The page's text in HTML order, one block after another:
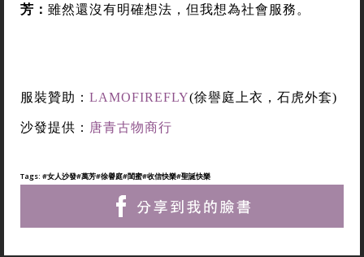
芳： 雖然還沒有明確想法，但我想為社會服務。
服裝贊助： LAMOFIREFLY(徐譽庭上衣，石虎外套)
沙發提供： 唐青古物商行
Tags: #女人沙發#萬芳#徐譽庭#閨蜜#收信快樂#聖誕快樂